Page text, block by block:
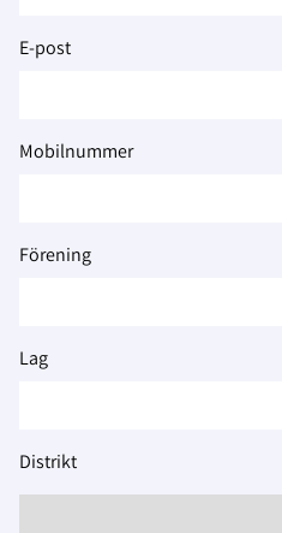
E-post
Mobilnummer
Förening
Lag
Distrikt